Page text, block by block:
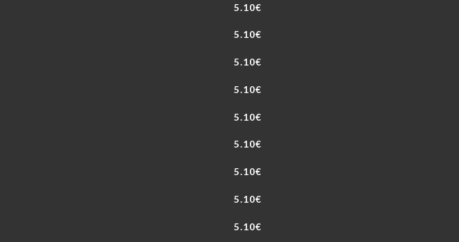
5.10€
5.10€
5.10€
5.10€
5.10€
5.10€
5.10€
5.10€
5.10€